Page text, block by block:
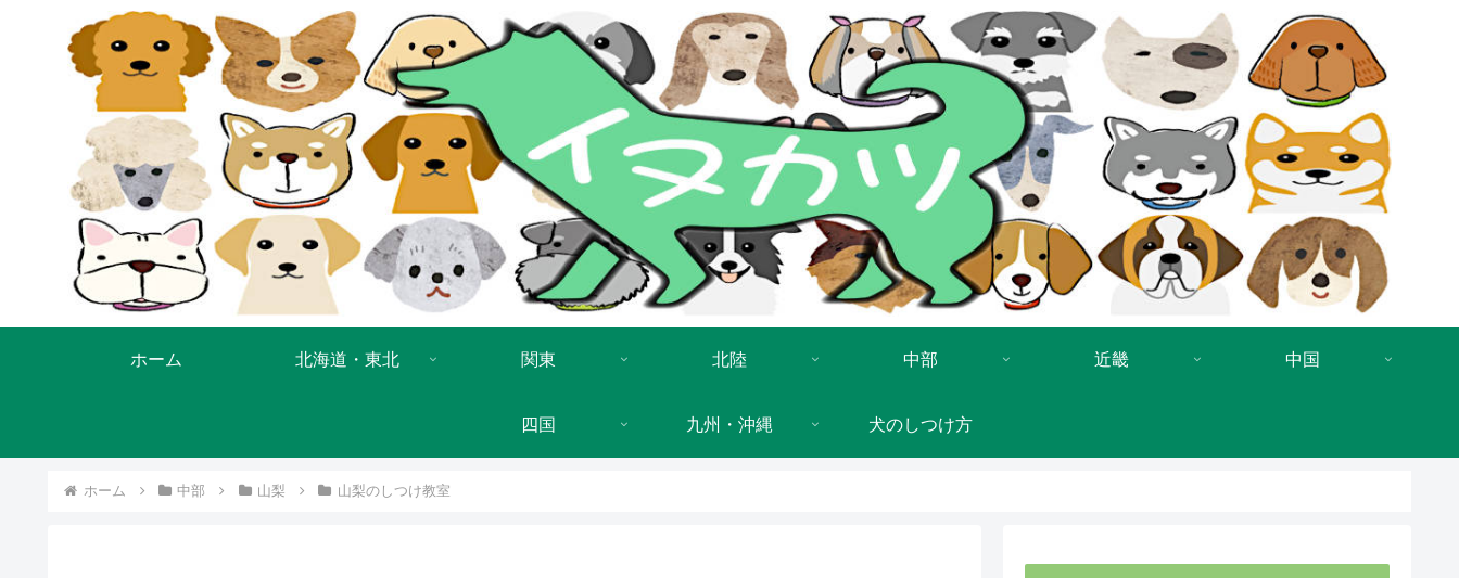
ホーム 北海道・東北 関東 北陸 中部 近畿 中国
四国 九州・沖縄 犬のしつけ方
ホーム 中部 山梨 山梨のしつけ教室